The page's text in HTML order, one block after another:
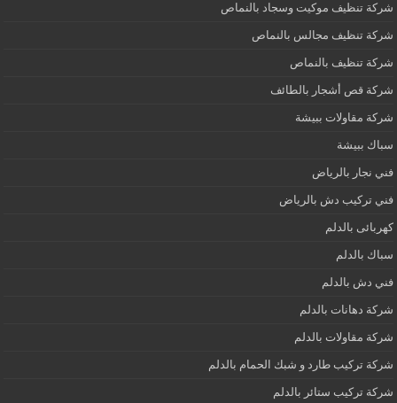
شركة تنظيف موكيت وسجاد بالنماص
شركة تنظيف مجالس بالنماص
شركة تنظيف بالنماص
شركة قص أشجار بالطائف
شركة مقاولات ببيشة
سباك ببيشة
فني نجار بالرياض
فني تركيب دش بالرياض
كهربائى بالدلم
سباك بالدلم
فني دش بالدلم
شركة دهانات بالدلم
شركة مقاولات بالدلم
شركة تركيب طارد و شبك الحمام بالدلم
شركة تركيب ستائر بالدلم